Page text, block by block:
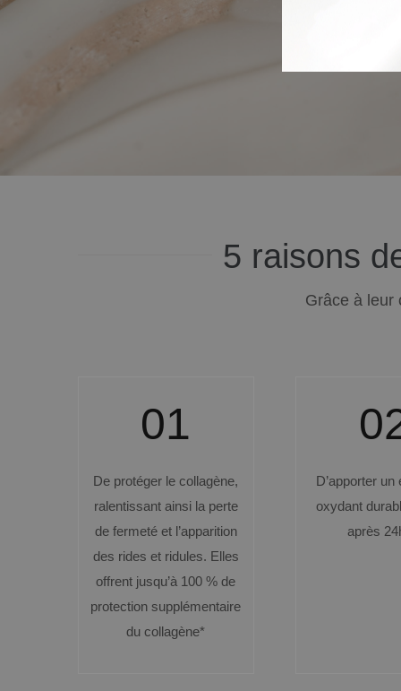
5 raisons
Grâce à leur
01
De protéger le collagène,
ralentissant ainsi la perte
de fermeté et l’apparition
des rides et ridules. Elles
offrent jusqu’à 100 % de
protection supplémentaire
du collagène*
D’apporter un
oxydant
après